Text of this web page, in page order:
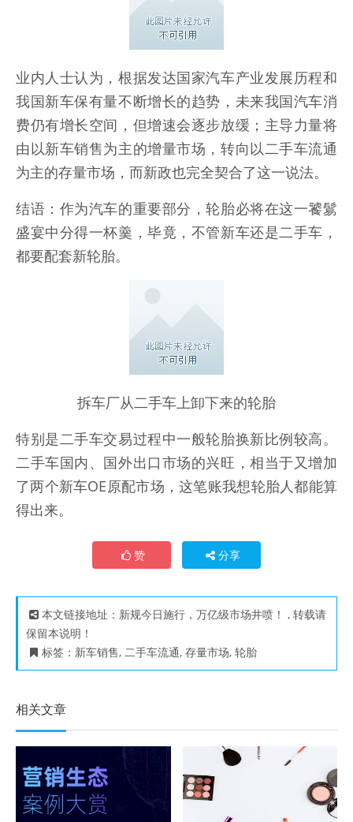
业内人士认为，根据发达国家汽车产业发展历程和
我国新车保有量不断增长的趋势，未来我国汽车消
费仍有增长空间，但增速会逐步放缓；主导力量将
由以新车销售为主的增量市场，转向以二手车流通
为主的存量市场，而新政也完全契合了这一说法。
结语：作为汽车的重要部分，轮胎必将在这一饕鬄
盛宴中分得一杯羹，毕竟，不管新车还是二手车，
都要配套新轮胎。
拆车厂从二手车上卸下来的轮胎
特别是二手车交易过程中一般轮胎换新比例较高。
二手车国内、国外出口市场的兴旺，相当于又增加
了两个新车OE原配市场，这笔账我想轮胎人都能算
得出来。
赞 分享
本文链接地址： 新规今日施行，万亿级市场井喷！ , 转载请
保留本说明！
标签： 新车销售, 二手车流通, 存量市场, 轮胎
相关文章